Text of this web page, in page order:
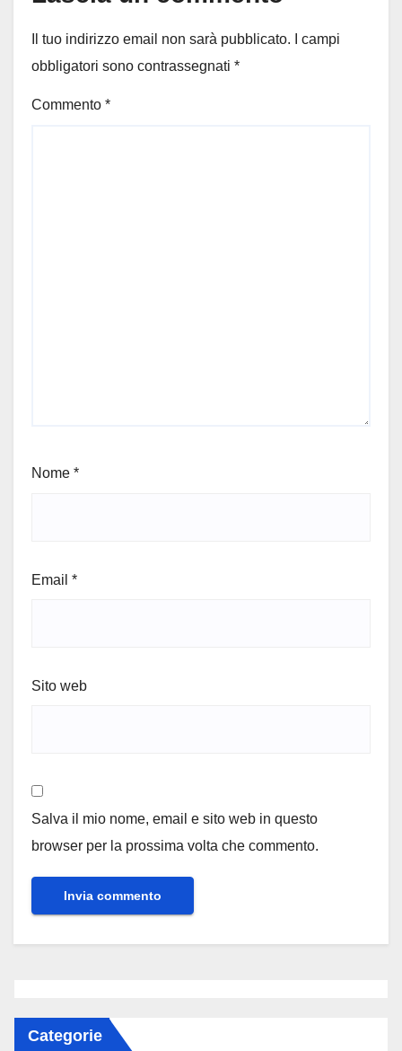
Il tuo indirizzo email non sarà pubblicato.
I campi
obbligatori sono contrassegnati *
Commento *
Nome *
Email *
Sito web
Salva il mio nome, email e sito web in questo
browser per la prossima volta che commento.
Categorie